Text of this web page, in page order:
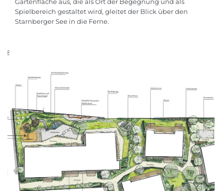
Spielbereich gestaltet wird, gleitet der Blick über den
Starnberger See in die Ferne.